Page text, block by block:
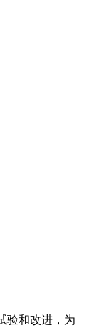
验和改进，为